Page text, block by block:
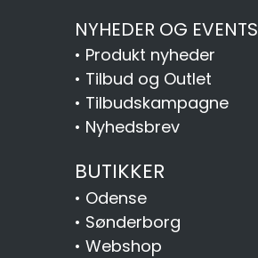
NYHEDER OG EVENTS
• Produkt nyheder
• Tilbud og Outlet
• Tilbudskampagne
• Nyhedsbrev
BUTIKKER
• Odense
• Sønderborg
• Webshop